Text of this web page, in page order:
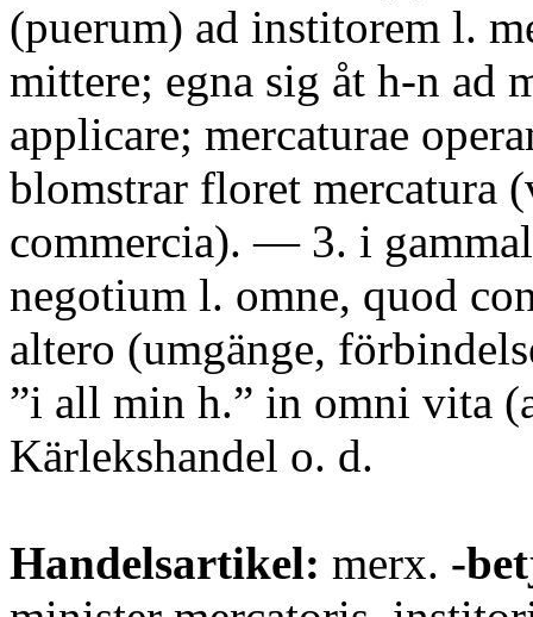
(puerum) ad institorem l.
mittere; egna sig åt h-n ad
applicare; mercaturae
blomstrar floret mercatura
commercia). — 3. i
negotium l. omne, quod
altero (umgänge,
”i all min h.” in omni vita
Kärlekshandel o. d.
Handelsartikel: merx. -